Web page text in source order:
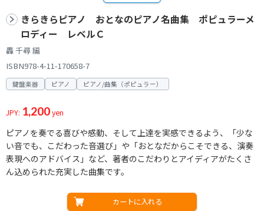
きらきらピアノ おとなのピアノ名曲集 ポピュラーメ
ロディー レベルＣ
轟 千尋 編
ISBN978-4-11-170658-7
鍵盤楽器 ピアノ ピアノ/曲集（ポピュラー）
JPY: 1,200yen
ピアノを奏でる喜びや感動、そして上達を実感できるよう、「少な
い音でも、こだわった音選び」や「おとなだからこそできる、演奏
表現へのアドバイス」など、著者のこだわりとアイディアがたくさ
ん込められた充実した曲集です。
カートに入れる